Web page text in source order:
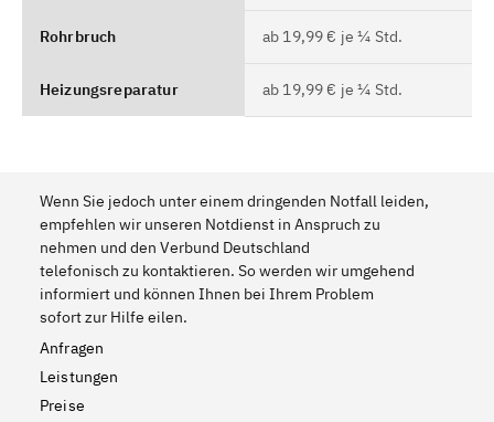
Rohrbruch ab 19,99 € je ¼ Std.
Heizungsreparatur ab 19,99 € je ¼ Std.
Wenn Sie jedoch unter einem dringenden Notfall leiden,
empfehlen wir unseren Notdienst in Anspruch zu
nehmen und den Verbund Deutschland
telefonisch zu kontaktieren. So werden wir umgehend
informiert und können Ihnen bei Ihrem Problem
sofort zur Hilfe eilen.
Anfragen
Leistungen
Preise